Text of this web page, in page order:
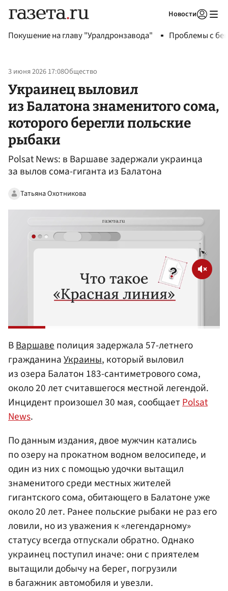
Новости
Покушение на главу "Уралдронзавода" Проблемы с
3 июня 2026 17:08Общество
Украинец выловил
из Балатона знаменитого сома,
которого берегли польские
рыбаки
Polsat News: в Варшаве задержали украинца
за вылов сома-гиганта из Балатона
Татьяна Охотникова
ВВаршавеполиция задержала 57-летнего
гражданинаУкраины, который выловил
из озера Балатон 183-сантиметрового сома,
около 20 лет считавшегося местной легендой.
Инцидент произошел 30 мая, сообщаетPolsat
News.
По данным издания, двое мужчин катались
по озеру на прокатном водном велосипеде, и
один из них с помощью удочки вытащил
знаменитого среди местных жителей
гигантского сома, обитающего в Балатоне уже
около 20 лет. Ранее польские рыбаки не раз его
ловили, но из уважения к «легендарному»
статусу всегда отпускали обратно. Однако
украинец поступил иначе: они с приятелем
вытащили добычу на берег, погрузили
в багажник автомобиля и увезли.